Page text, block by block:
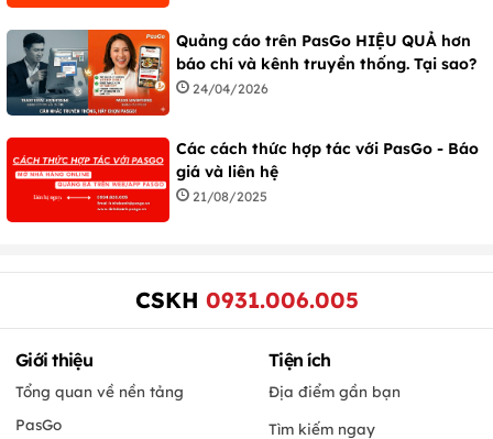
Quảng cáo trên PasGo HIỆU QUẢ hơn
báo chí và kênh truyền thống. Tại sao?
24/04/2026
Các cách thức hợp tác với PasGo - Báo
giá và liên hệ
21/08/2025
CSKH 0931.006.005
Giới thiệu
Tổng quan về nền tảng
PasGo
Tiện ích
Địa điểm gần bạn
Tìm kiếm ngay